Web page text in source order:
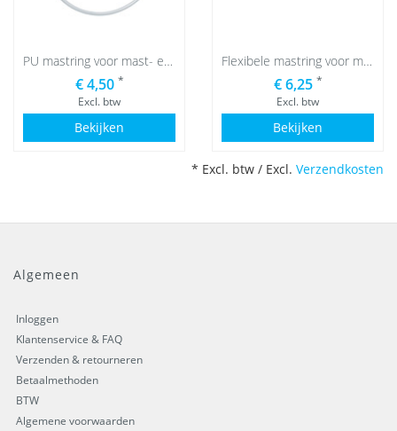
PU mastring voor mast- en baniervlaggen
€ 4,50 *
Excl. btw
Bekijken
Flexibele mastring voor mast- en baniervlaggen
€ 6,25 *
Excl. btw
Bekijken
* Excl. btw / Excl. Verzendkosten
Algemeen
Inloggen
Klantenservice & FAQ
Verzenden & retourneren
Betaalmethoden
BTW
Algemene voorwaarden